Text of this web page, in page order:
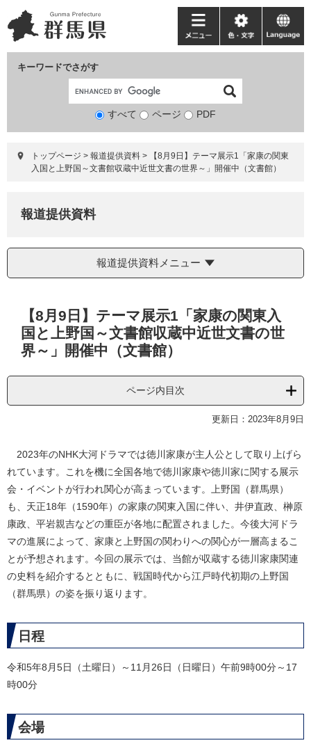
ー
ジ
ニ
ュ
て
キーワードでさがす
検
象
すべて ページ PDF
メ
ニ
ー
色・
文
language
トップページ > 報道提供資料 >
【8月9日】テーマ展示1「家康の関東
入国と上野国～文書館収蔵中近世文書の世界～」開催中（文書館）
報道提供資料
報道提供資料メニュー
【8月9日】テーマ展示1「家康の関東入
国と上野国～文書館収蔵中近世文書の世
界～」開催中（文書館）
ページ内目次
更新日：2023年8月9日
2023年のNHK大河ドラマでは徳川家康が主人公として取り上げら
れています。これを機に全国各地で徳川家康や徳川家に関する展示
会・イベントが行われ関心が高まっています。上野国（群馬県）
も、天正18年（1590年）の家康の関東入国に伴い、井伊直政、榊原
康政、平岩親吉などの重臣が各地に配置されました。今後大河ドラ
マの進展によって、家康と上野国の関わりへの関心が一層高まるこ
とが予想されます。今回の展示では、当館が収蔵する徳川家康関連
の史料を紹介するとともに、戦国時代から江戸時代初期の上野国
（群馬県）の姿を振り返ります。
日程
令和5年8月5日（土曜日）～11月26日（日曜日）午前9時00分～17
時00分
会場